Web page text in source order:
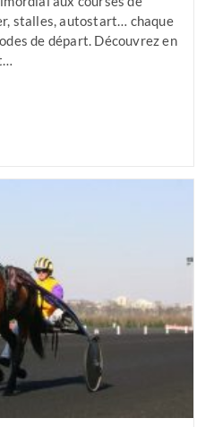
stalles, autostart… chaque
de départ. Découvrez en